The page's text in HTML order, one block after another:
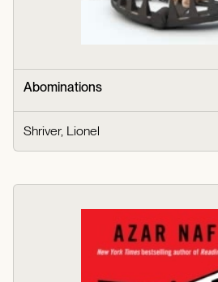
Abominations
Shriver, Lionel